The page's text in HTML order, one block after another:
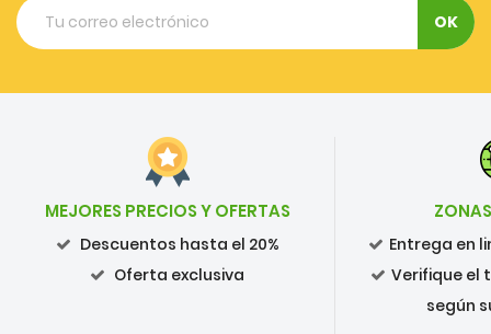
MEJORES PRECIOS Y OFERTAS
Descuentos hasta el 20%
Oferta exclusiva
Entrega en
Verifique el
según